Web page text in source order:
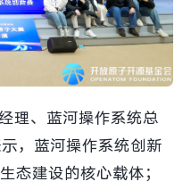
对比Y机型
iQOO 15
对比iQOO机型
vivo Vision
能硬件
理、蓝河操作系统总
，蓝河操作系统创新
态建设的核心载体；